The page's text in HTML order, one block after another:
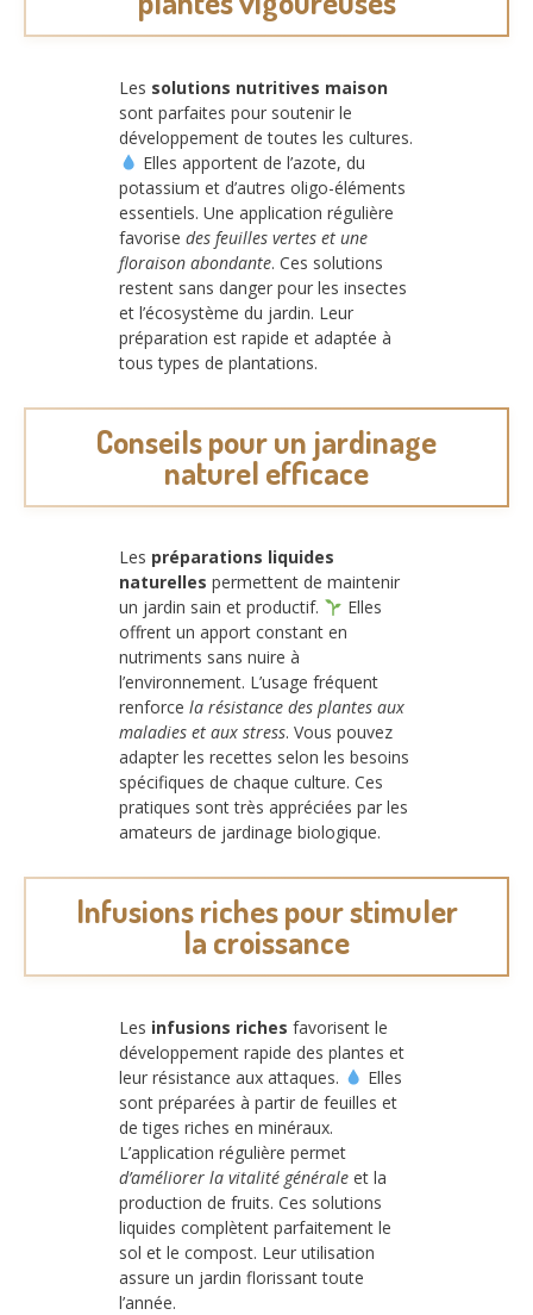
Les solutions nutritives maison
sont parfaites pour soutenir le
développement de toutes les cultures.
Elles apportent de l’azote, du
potassium et d’autres oligo-éléments
essentiels. Une application régulière
favorise des feuilles vertes et une
floraison abondante. Ces solutions
restent sans danger pour les insectes
et l’écosystème du jardin. Leur
préparation est rapide et adaptée à
tous types de plantations.
Conseils pour un jardinage
naturel efficace
Les préparations liquides
naturelles permettent de maintenir
un jardin sain et productif.
Elles
offrent un apport constant en
nutriments sans nuire à
l’environnement. L’usage fréquent
renforce la résistance des plantes aux
maladies et aux stress. Vous pouvez
adapter les recettes selon les besoins
spécifiques de chaque culture. Ces
pratiques sont très appréciées par les
amateurs de jardinage biologique.
Infusions riches pour stimuler
la croissance
Les infusions riches favorisent le
développement rapide des plantes et
leur résistance aux attaques.
Elles
sont préparées à partir de feuilles et
de tiges riches en minéraux.
L’application régulière permet
d’améliorer la vitalité générale et la
production de fruits. Ces solutions
liquides complètent parfaitement le
sol et le compost. Leur utilisation
assure un jardin florissant toute
l’année.